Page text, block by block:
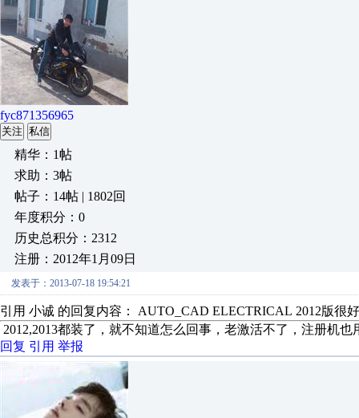
fyc871356965
关注 私信
精华：1帖
求助：3帖
帖子：14帖 | 1802回
年度积分：0
历史总积分：2312
注册：2012年1月09日
发表于：2013-07-18 19:54:21
引用 小诚 的回复内容： AUTO_CAD ELECTRICAL 2012版很
2012,2013都装了，就不知道怎么回事，老激活不了，注册机也
回复 引用 举报